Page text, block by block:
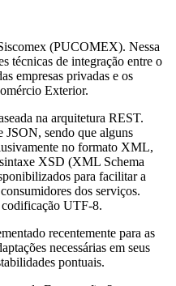
(PUCOMEX). Nessa
técnicas de integração entre o
empresas privadas e os
Exterior.
na arquitetura REST.
sendo que alguns
no formato XML,
XSD (XML Schema
para facilitar a
dos serviços.
codificação UTF-8.
recentemente para as
necessárias em seus
pontuais.